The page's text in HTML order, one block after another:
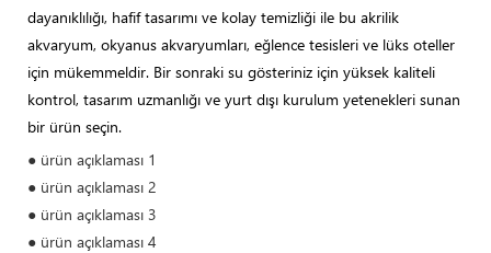
dayanıklılığı, hafif tasarımı ve kolay temizliği ile bu akrilik
akvaryum, okyanus akvaryumları, eğlence tesisleri ve lüks oteller
için mükemmeldir. Bir sonraki su gösteriniz için yüksek kaliteli
kontrol, tasarım uzmanlığı ve yurt dışı kurulum yetenekleri sunan
bir ürün seçin.
● ürün açıklaması 1
● ürün açıklaması 2
● ürün açıklaması 3
● ürün açıklaması 4